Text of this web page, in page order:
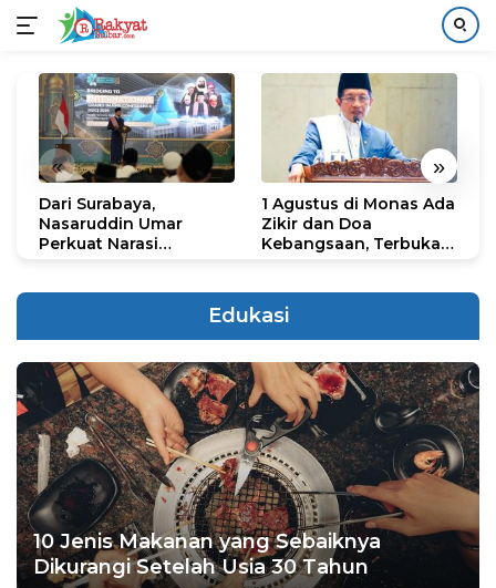
konten
« »
Dari Surabaya,
Nasaruddin Umar
Perkuat Narasi
1 Agustus di Monas Ada
Zikir dan Doa
Kebangsaan, Terbuka
Edukasi
10 Jenis Makanan yang Sebaiknya
Dikurangi Setelah Usia 30 Tahun